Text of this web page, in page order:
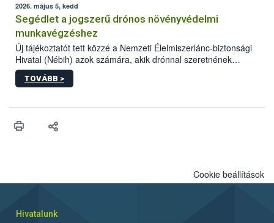
mennyiségének esetenként a kezelt terményeken is jelen kell
lennie. Nem minden élelmiszer tartalmaz szermaradékot.
Azokban az élelmiszerekben is, melyekben kimutathatóak,
általában csak nagyon kis mennyiségben vannak jelen, így nem
jelenthetnek kockázatot a fogyasztó egészségére nézve.
2026. május 5, kedd
Segédlet a jogszerű drónos növényvédelmi
munkavégzéshez
Új tájékoztatót tett közzé a Nemzeti Élelmiszerlánc-biztonsági
Hivatal (Nébih) azok számára, akik drónnal szeretnének
növényvédelmi vagy tápanyag-gazdálkodási tevékenységet
végezni Magyarországon. Az összefoglaló részletesen
műszaki és hatósági feltételek.
TOVÁBB >
Cookie beállítások
Hivatalunk